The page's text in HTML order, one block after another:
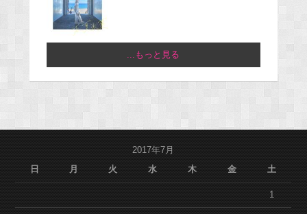
...もっと見る
2017年7月
日
月 火 水 木 金 土
1